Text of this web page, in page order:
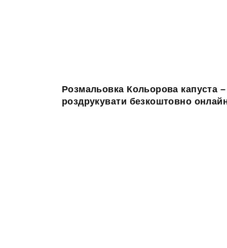
Розмальовка Кольорова капуста –
роздрукувати безкоштовно